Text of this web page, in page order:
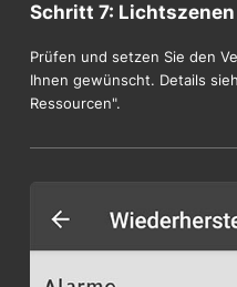
Schritt 7:
Prüfen und setzen Sie den
Ihnen gewünscht. Details
Ressourcen".